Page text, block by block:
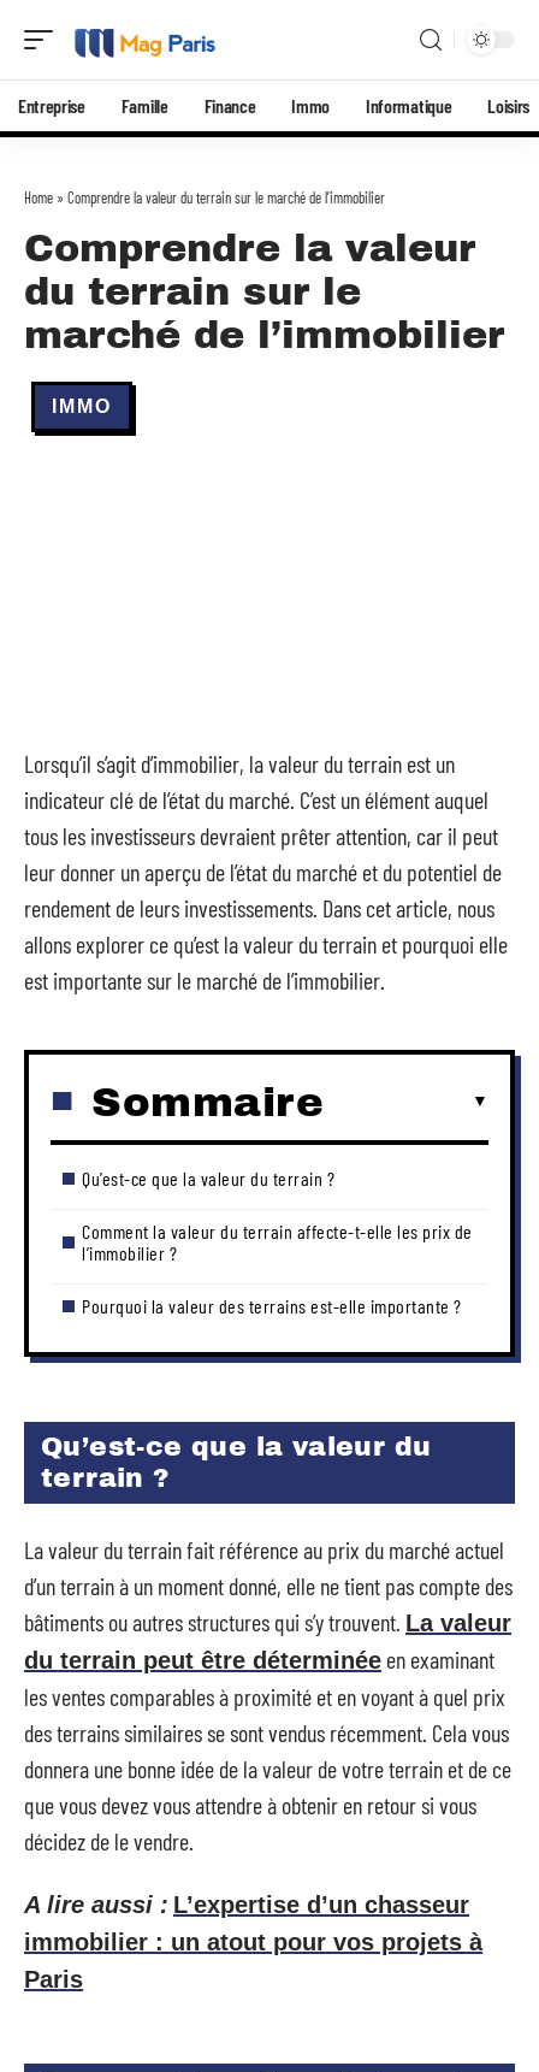
Entreprise Famille Finance Immo Informatique Loisirs
Home » Comprendre la valeur du terrain sur le marché de l’immobilier
Comprendre la valeur
du terrain sur le
marché de l’immobilier
IMMO
Lorsqu’il s’agit d’immobilier, la valeur du terrain est un
indicateur clé de l’état du marché. C’est un élément auquel
tous les investisseurs devraient prêter attention, car il peut
leur donner un aperçu de l’état du marché et du potentiel de
rendement de leurs investissements. Dans cet article, nous
allons explorer ce qu’est la valeur du terrain et pourquoi elle
est importante sur le marché de l’immobilier.
Sommaire
Qu’est-ce que la valeur du terrain ?
Comment la valeur du terrain affecte-t-elle les prix de
l’immobilier ?
Pourquoi la valeur des terrains est-elle importante ?
Qu’est-ce que la valeur du
terrain ?
La valeur du terrain fait référence au prix du marché actuel
d’un terrain à un moment donné, elle ne tient pas compte des
bâtiments ou autres structures qui s’y trouvent. La valeur
du terrain peut être déterminée en examinant
les ventes comparables à proximité et en voyant à quel prix
des terrains similaires se sont vendus récemment. Cela vous
donnera une bonne idée de la valeur de votre terrain et de ce
que vous devez vous attendre à obtenir en retour si vous
décidez de le vendre.
A lire aussi : L’expertise d’un chasseur
immobilier : un atout pour vos projets à
Paris